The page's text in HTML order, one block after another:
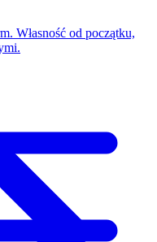
Własność od początku,